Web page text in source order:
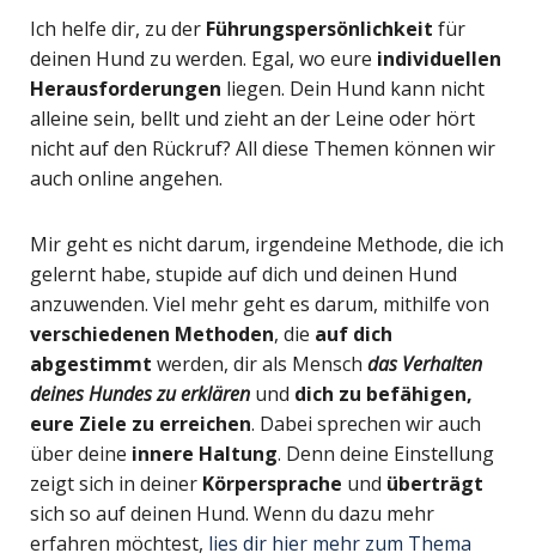
Ich helfe dir, zu der Führungspersönlichkeit für
deinen Hund zu werden. Egal, wo eure individuellen
Herausforderungen liegen. Dein Hund kann nicht
alleine sein, bellt und zieht an der Leine oder hört
nicht auf den Rückruf? All diese Themen können wir
auch online angehen.
Mir geht es nicht darum, irgendeine Methode, die ich
gelernt habe, stupide auf dich und deinen Hund
anzuwenden. Viel mehr geht es darum, mithilfe von
verschiedenen Methoden, die auf dich
abgestimmt werden, dir als Mensch das Verhalten
deines Hundes zu erklären und dich zu befähigen,
eure Ziele zu erreichen. Dabei sprechen wir auch
über deine innere Haltung. Denn deine Einstellung
zeigt sich in deiner Körpersprache und überträgt
sich so auf deinen Hund. Wenn du dazu mehr
erfahren möchtest, lies dir hier mehr zum Thema